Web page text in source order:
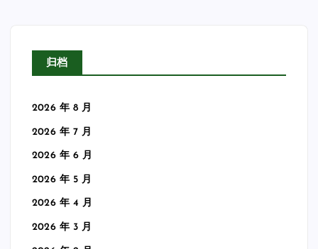
归档
2026 年 8 月
2026 年 7 月
2026 年 6 月
2026 年 5 月
2026 年 4 月
2026 年 3 月